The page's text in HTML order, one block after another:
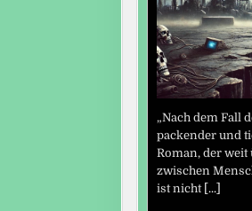
„Nach dem Fall
packender und
Roman, der
zwischen
ist nicht [...]